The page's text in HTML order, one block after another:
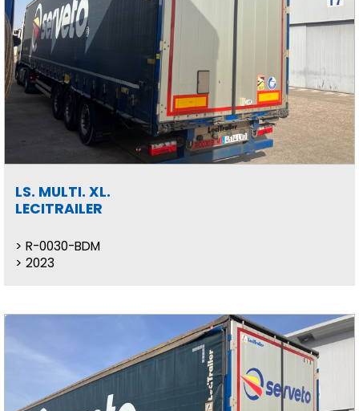
LS. MULTI. XL.
LECITRAILER
R-0030-BDM
2023